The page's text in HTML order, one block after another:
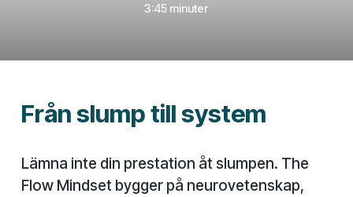
3:45 minuter
Från slump till system
Lämna inte din prestation åt slumpen. The
Flow Mindset bygger på neurovetenskap,